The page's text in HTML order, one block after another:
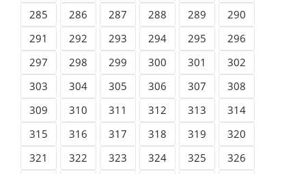
285
286 287 288 289
290
291
292 293 294 295
296
297
298 299 300 301
302
303
304 305 306 307
308
309
310 311 312 313
314
315
316 317 318 319
320
321
322 323 324 325
326